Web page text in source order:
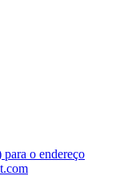
o endereço